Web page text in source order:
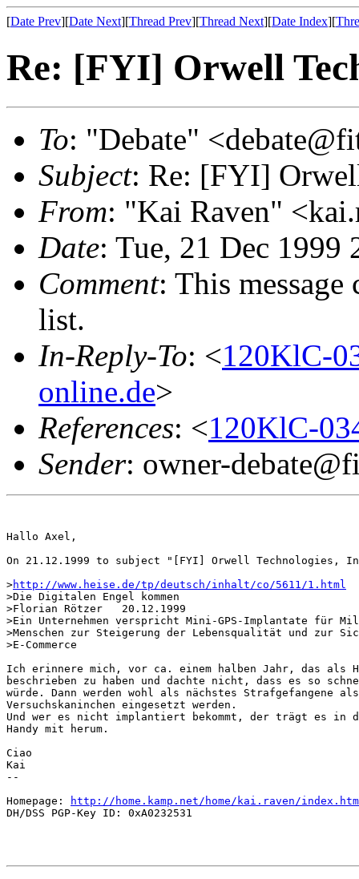
[Date Prev][Date Next][Thread Prev][Thread Next][Date Index][
Re: [FYI] Orwell
To: "Debate"
Subject: Re: [FYI]
From: "Kai Raven"
Date: Tue, 21 Dec 1999
Comment: This
list.
In-Reply-To: <120KlC-
online.de>
References: <120KlC-
Sender: owner-
Hallo Axel,
On 21.12.1999 to subject "[FYI] Orwell Technologies,
>http://www.heise.de/tp/deutsch/inhalt/co/5611/1.html
>Die Digitalen Engel kommen
>Florian Rötzer   20.12.1999
>Ein Unternehmen verspricht Mini-GPS-Implantate für
>Menschen zur Steigerung der Lebensqualität und zur
>E-Commerce
Ich erinnere mich, vor ca. einem halben Jahr, das als
beschrieben zu haben und dachte nicht, dass es so
würde. Dann werden wohl als nächstes Strafgefangene
Versuchskaninchen eingesetzt werden.
Und wer es nicht implantiert bekommt, der trägt es in
Handy mit herum.
Ciao
Kai
--
Homepage:
http://home.kamp.net/home/kai.raven/
DH/DSS PGP-Key ID: 0xA0232531